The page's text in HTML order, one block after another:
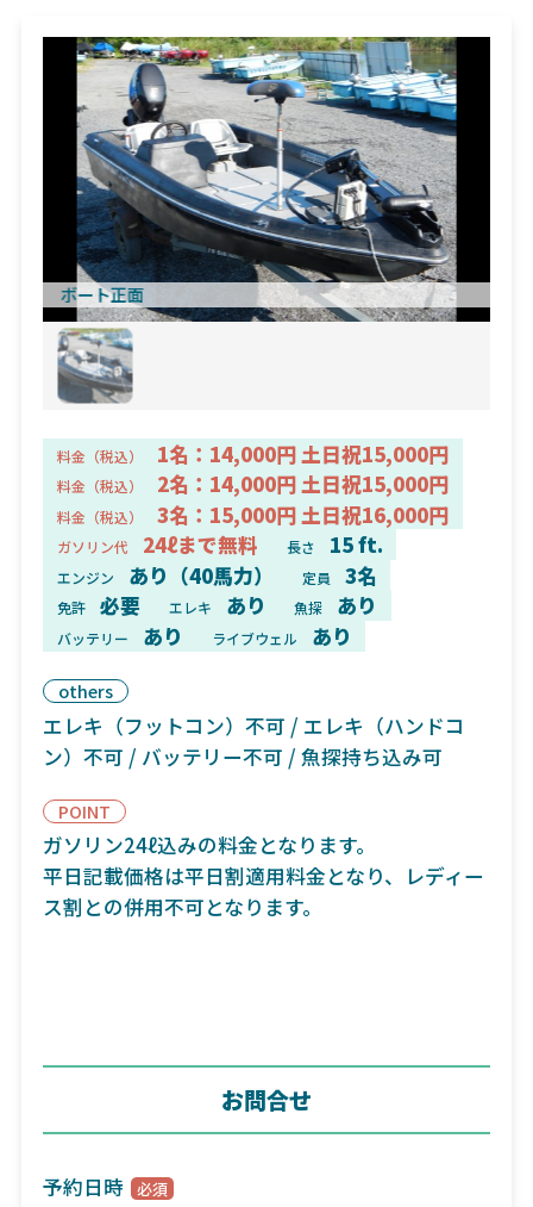
ボート正面
料金（税込） 1名：14,000円 土日祝15,000円
料金（税込） 2名：14,000円 土日祝15,000円
料金（税込） 3名：15,000円 土日祝16,000円
ガソリン代 24ℓまで無料 長さ 15 ft.
エンジン あり（40馬力） 定員 3名
免許 必要 エレキ あり 魚探 あり
バッテリー あり ライブウェル あり
others
エレキ（フットコン）不可 / エレキ（ハンドコ
ン）不可 / バッテリー不可 / 魚探持ち込み可
POINT
ガソリン24ℓ込みの料金となります。
平日記載価格は平日割適用料金となり、レディー
ス割との併用不可となります。
お問合せ
予約日時